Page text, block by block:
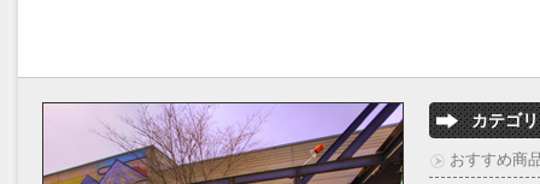
カテゴ
おすすめ商